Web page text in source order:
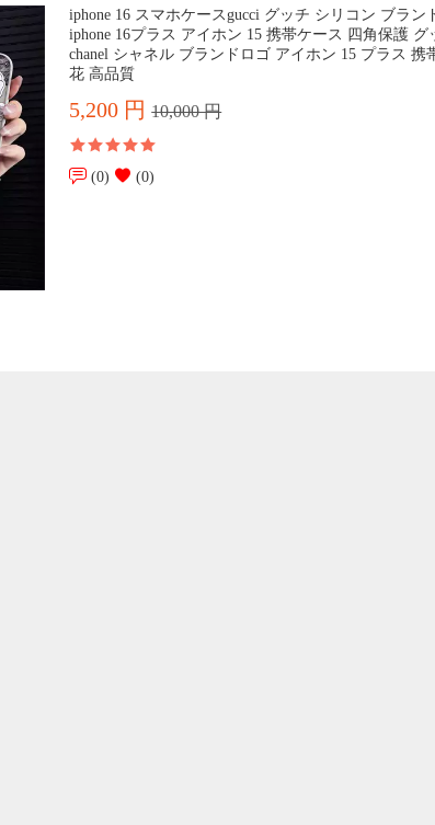
iphone 16 スマホケースgucci グッチ シリコン ブラン
iphone 16プラス アイホン 15 携帯ケース 四角保護 グ
chanel シャネル ブランドロゴ アイホン 15 プラス 携
花 高品質
5,200 円10,000 円
(0) (0)